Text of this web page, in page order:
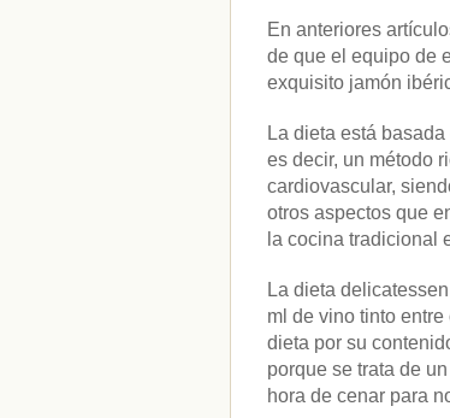
En anteriores
de que el equipo de
exquisito jamón
La dieta está
es decir, un método
cardiovascular,
otros aspectos que
la cocina tradicional
La dieta
ml de vino tinto
dieta por su
porque se trata de
hora de cenar para